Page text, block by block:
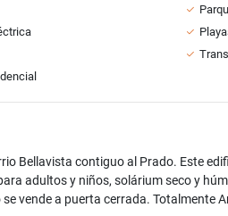
Bellavista contiguo al Prado. Este
adultos y niños, solárium seco y
vende a puerta cerrada. Totalmente